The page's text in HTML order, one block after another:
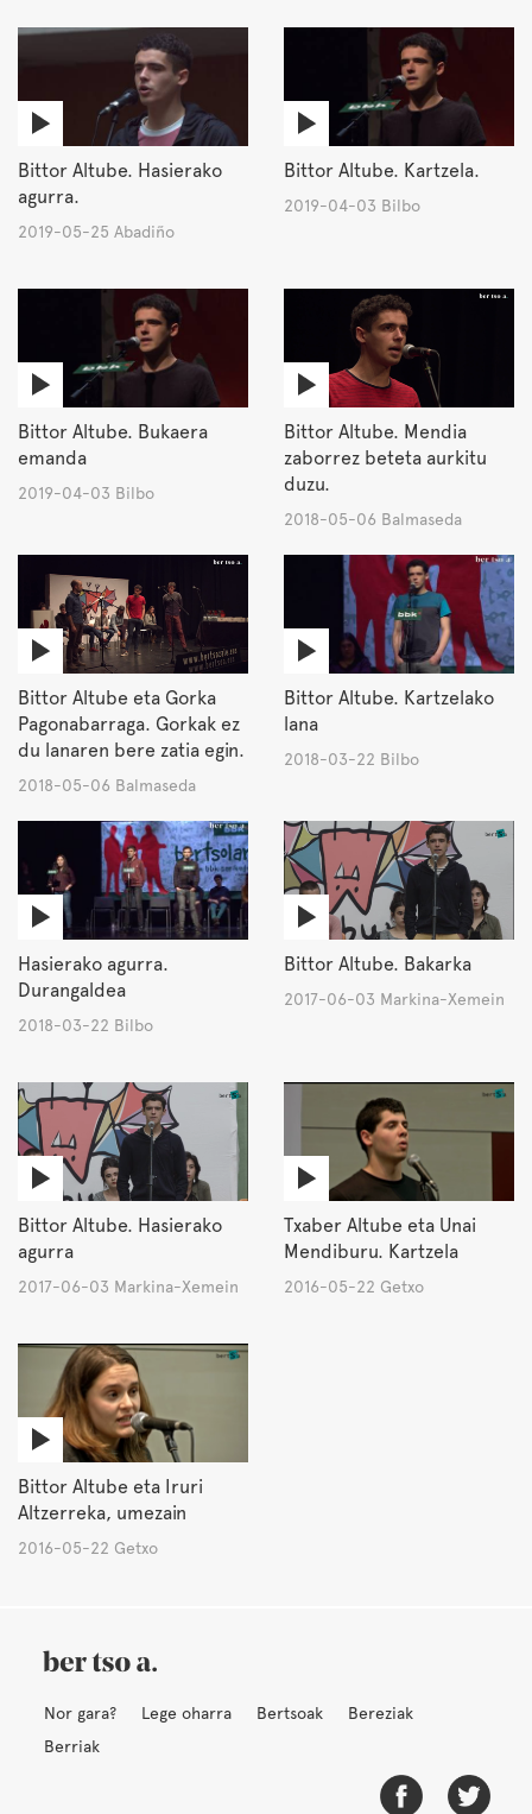
Bittor Altube. Hasierako
agurra.
2019-05-25 Abadiño
Bittor Altube. Kartzela.
2019-04-03 Bilbo
Bittor Altube. Bukaera
emanda
2019-04-03 Bilbo
Bittor Altube. Mendia
zaborrez beteta aurkitu
duzu.
2018-05-06 Balmaseda
Bittor Altube eta Gorka
Pagonabarraga. Gorkak ez
du lanaren bere zatia egin.
2018-05-06 Balmaseda
Bittor Altube. Kartzelako
lana
2018-03-22 Bilbo
Hasierako agurra.
Durangaldea
2018-03-22 Bilbo
Bittor Altube. Bakarka
2017-06-03 Markina-Xemein
Bittor Altube. Hasierako
agurra
2017-06-03 Markina-Xemein
Txaber Altube eta Unai
Mendiburu. Kartzela
2016-05-22 Getxo
Bittor Altube eta Iruri
Altzerreka, umezain
2016-05-22 Getxo
Nor gara? Lege oharra Bertsoak
Bereziak
Berriak